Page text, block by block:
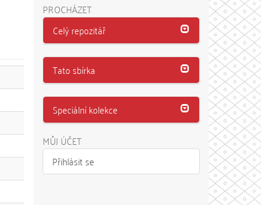
PROCHÁZET
Celý repozitář
Tato sbírka
Speciální kolekce
MŮJ ÚČET
Přihlásit se